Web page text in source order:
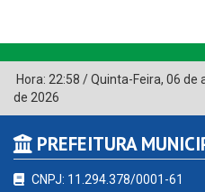
Hora: 22:58 /Quinta-Feira, 06 de
de 2026
PREFEITURA
CNPJ: 11.294.378/0001-61